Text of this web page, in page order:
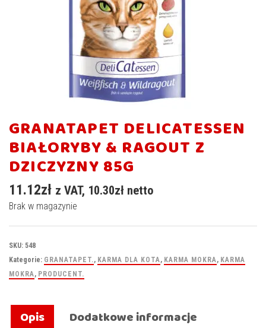
GRANATAPET DELICATESSEN
BIAŁORYBY & RAGOUT Z
DZICZYZNY 85G
11.12zł z VAT, 10.30zł netto
Brak w magazynie
SKU: 548
Kategorie: GRANATAPET., KARMA DLA KOTA, KARMA MOKRA, KARMA
MOKRA, PRODUCENT.
Opis Dodatkowe informacje